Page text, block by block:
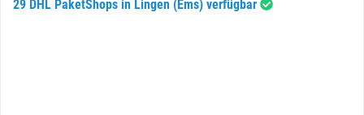
29 DHL PaketShops in Lingen (Ems) verfügbar